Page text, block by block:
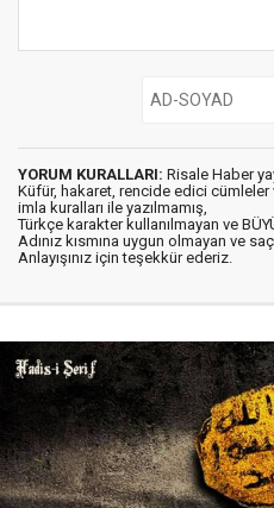
YORUM KURALLARI: Risale Haber
Küfür, hakaret, rencide edici cümleler
imla kuralları ile yazılmamış,
Türkçe karakter kullanılmayan ve
Adınız kısmına uygun olmayan ve
Anlayışınız için teşekkür ederiz.